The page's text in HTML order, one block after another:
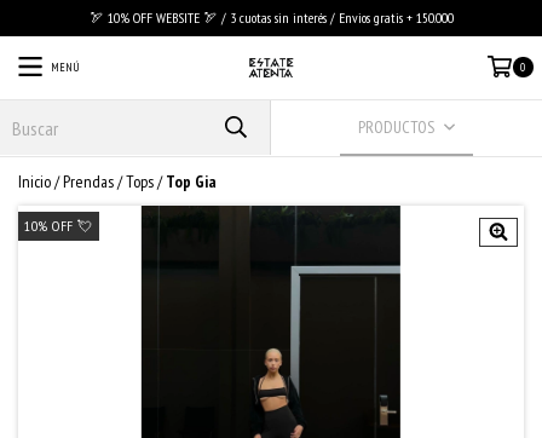
🏹 10% OFF WEBSITE 🏹 / 3 cuotas sin interés / Envios gratis + 150.000
MENÚ 0
PRODUCTOS
Inicio/Prendas/Tops/ Top Gia
10% OFF 💘